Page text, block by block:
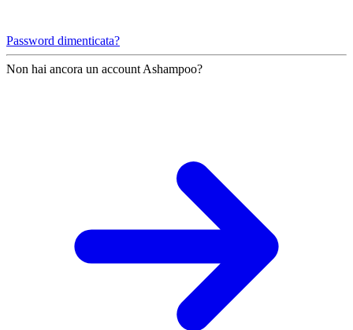
Password dimenticata?
Non hai ancora un account Ashampoo?